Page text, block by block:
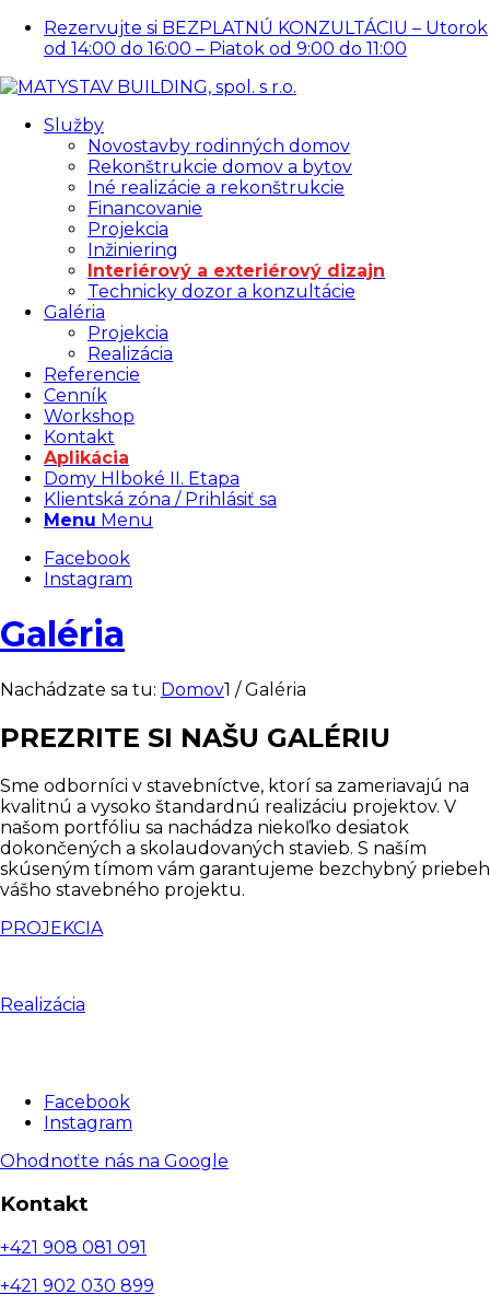
Rezervujte si BEZPLATNÚ KONZULTÁCIU – Utorok
od 14:00 do 16:00 – Piatok od 9:00 do 11:00
Služby
Novostavby rodinných domov
Rekonštrukcie domov a bytov
Iné realizácie a rekonštrukcie
Financovanie
Projekcia
Inžiniering
Interiérový a exteriérový dizajn
Technicky dozor a konzultácie
Galéria
Projekcia
Realizácia
Referencie
Cenník
Workshop
Kontakt
Aplikácia
Domy Hlboké II. Etapa
Klientská zóna / Prihlásiť sa
Menu Menu
Facebook
Instagram
Galéria
Nachádzate sa tu: Domov1 / Galéria
PREZRITE SI NAŠU GALÉRIU
Sme odborníci v stavebníctve, ktorí sa zameriavajú na
kvalitnú a vysoko štandardnú realizáciu projektov. V
našom portfóliu sa nachádza niekoľko desiatok
dokončených a skolaudovaných stavieb. S naším
skúseným tímom vám garantujeme bezchybný priebeh
vášho stavebného projektu.
PROJEKCIA
Realizácia
Facebook
Instagram
Ohodnoťte nás na Google
Kontakt
+421 908 081 091
+421 902 030 899